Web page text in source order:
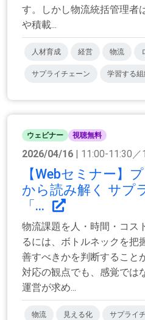
す。しかし物流統括管理者
や積載...
人材育成 経営 物流
サプライチェーン 学習する
ウェビナー 視聴無料
2026/04/16 | 11:00-11:30
【Webセミナー】
から読み解く サプ
「...
物流課題を人・時間・コス
るには、ボトルネックを把
善すべきかを判断すること
対応の観点でも、感覚では
運営が求め...
物流 見える化 サプライ